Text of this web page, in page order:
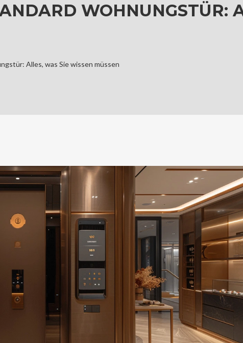
WOHNUNGSTÜR:
Alles, was Sie wissen müssen